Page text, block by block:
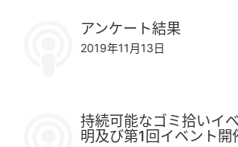
アンケート結果
2019年11月13日
持続可能なゴミ拾いイ
明及び第1回イベント開